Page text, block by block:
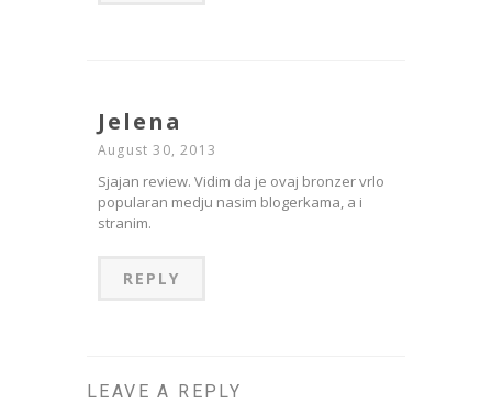
Jelena
August 30, 2013
Sjajan review. Vidim da je ovaj bronzer vrlo
popularan medju nasim blogerkama, a i
stranim.
REPLY
LEAVE A REPLY